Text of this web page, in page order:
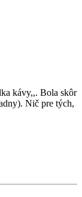
kávy,,. Bola skôr
Nič pre tých,